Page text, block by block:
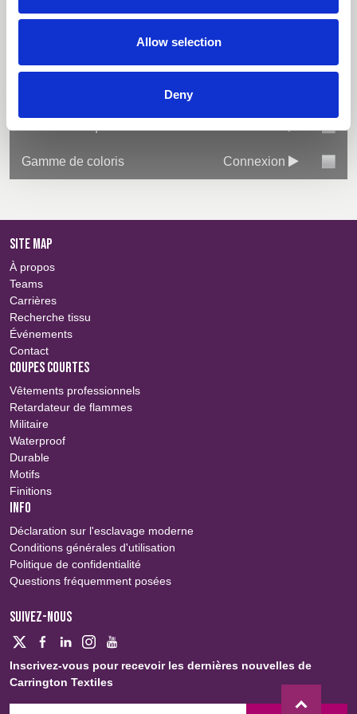
Allow selection
Deny
Téléchargements
Gamme de coloris Connexion
SITE MAP
À propos
Teams
Carrières
Recherche tissu
Événements
Contact
COUPES COURTES
Vêtements professionnels
Retardateur de flammes
Militaire
Waterproof
Durable
Motifs
Finitions
INFO
Déclaration sur l'esclavage moderne
Conditions générales d'utilisation
Politique de confidentialité
Questions fréquemment posées
SUIVEZ-NOUS
Inscrivez-vous pour recevoir les dernières nouvelles de
Carrington Textiles